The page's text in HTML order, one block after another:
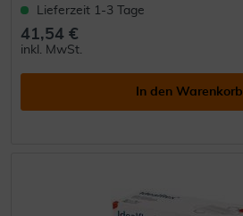
Lieferzeit 1-3 Tage
41,54 €
inkl. MwSt.
In den Warenkorb